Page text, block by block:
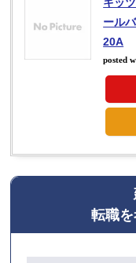
ール
20A
posted
転職を